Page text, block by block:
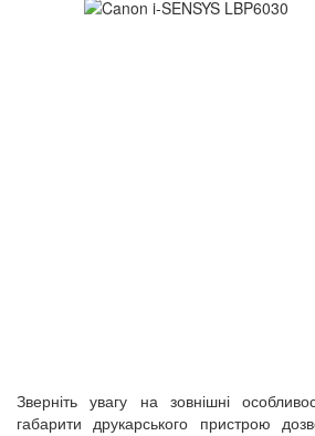
Зверніть увагу на зовнішні
габарити друкарського пристрою